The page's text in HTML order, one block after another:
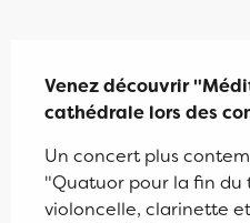
Venez découvrir
cathédrale lors des
Un concert plus
"Quatuor pour la fin du
violoncelle, clarinette